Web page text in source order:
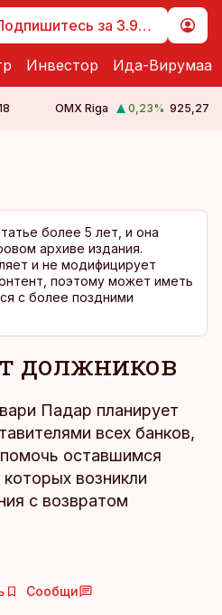
Подпишитесь за 3.99 €
Инвестор Ида-Вирумаа
OMX Riga 0,23% 925,27
более 5 лет, и она
архиве издания.
и не модифицирует
поэтому может иметь
с более поздними
должников
Падар планирует
всех банков,
оставшимся
возникли
с возвратом
Сообщи